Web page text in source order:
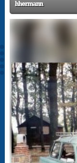
hhermann